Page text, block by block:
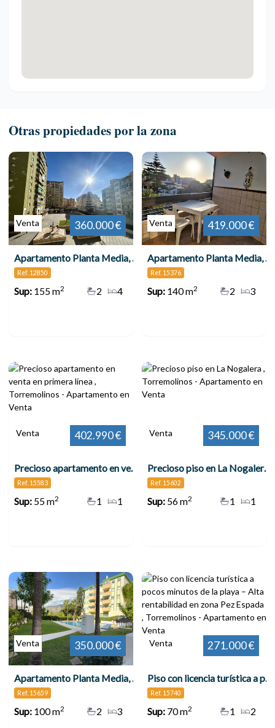
Otras propiedades por la zona
Venta 360.000 €
Apartamento Planta Media, Torremolinos Centro
Ref. 12850
Sup:155 m2 4
2
Venta 419.000 €
Apartamento Planta Media, Torremolinos
Ref. 15376
Sup:140 m2 3
2
Venta 402.990 €
Precioso apartamento en venta en primera línea , Torremolinos
Ref. 15583
Sup:55 m2 1
1
Venta 345.000 €
Precioso piso en La Nogalera , Torremolinos
Ref. 15602
Sup:56 m2 1
1
Venta 350.000 €
Apartamento Planta Media, Torremolinos Centro
Ref. 15659
Sup:100 m2 3
2
Venta 271.000 €
Piso con licencia turística a pocos minutos de la playa – Alta rentabilidad en zona Pez Espada , Torremolinos
Ref. 15740
Sup:70 m2 2
1